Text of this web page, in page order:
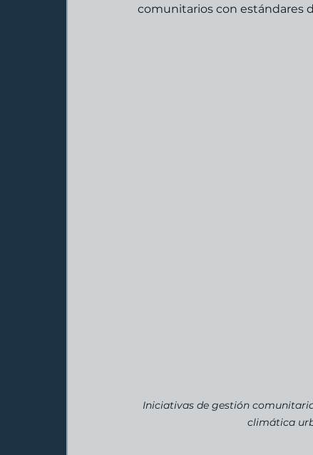
comunitarios con estándares
Iniciativas de gestión
climática